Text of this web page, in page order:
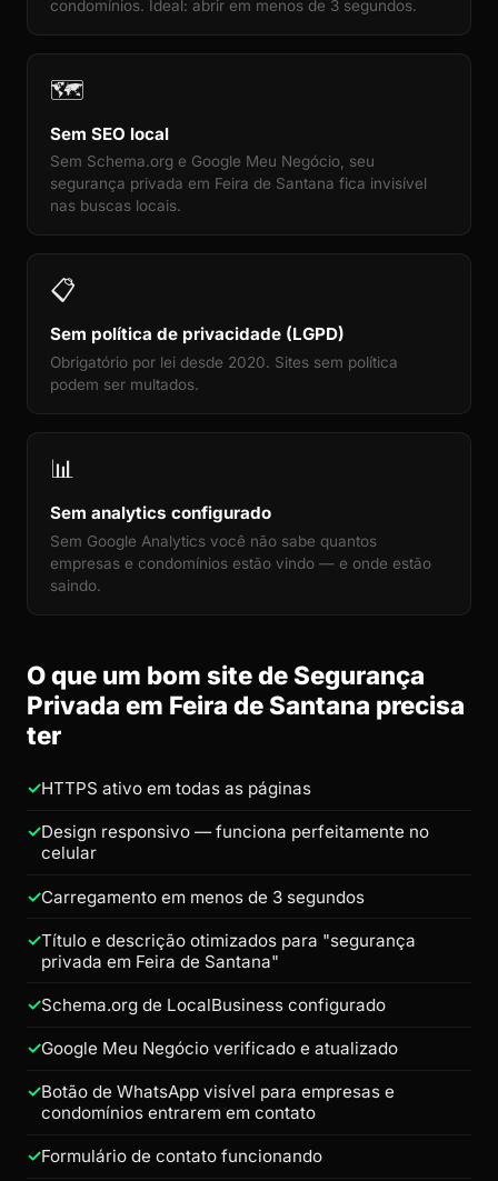
condomínios. Ideal: abrir em menos de 3 segundos.
🗺️
Sem SEO local
Sem Schema.org e Google Meu Negócio, seu
segurança privada em Feira de Santana fica invisível
nas buscas locais.
📋
Sem política de privacidade (LGPD)
Obrigatório por lei desde 2020. Sites sem política
podem ser multados.
📊
Sem analytics configurado
Sem Google Analytics você não sabe quantos
empresas e condomínios estão vindo — e onde estão
saindo.
O que um bom site de Segurança
Privada em Feira de Santana precisa
ter
HTTPS ativo em todas as páginas
Design responsivo — funciona perfeitamente no
celular
Carregamento em menos de 3 segundos
Título e descrição otimizados para "segurança
privada em Feira de Santana"
Schema.org de LocalBusiness configurado
Google Meu Negócio verificado e atualizado
Botão de WhatsApp visível para empresas e
condomínios entrarem em contato
Formulário de contato funcionando